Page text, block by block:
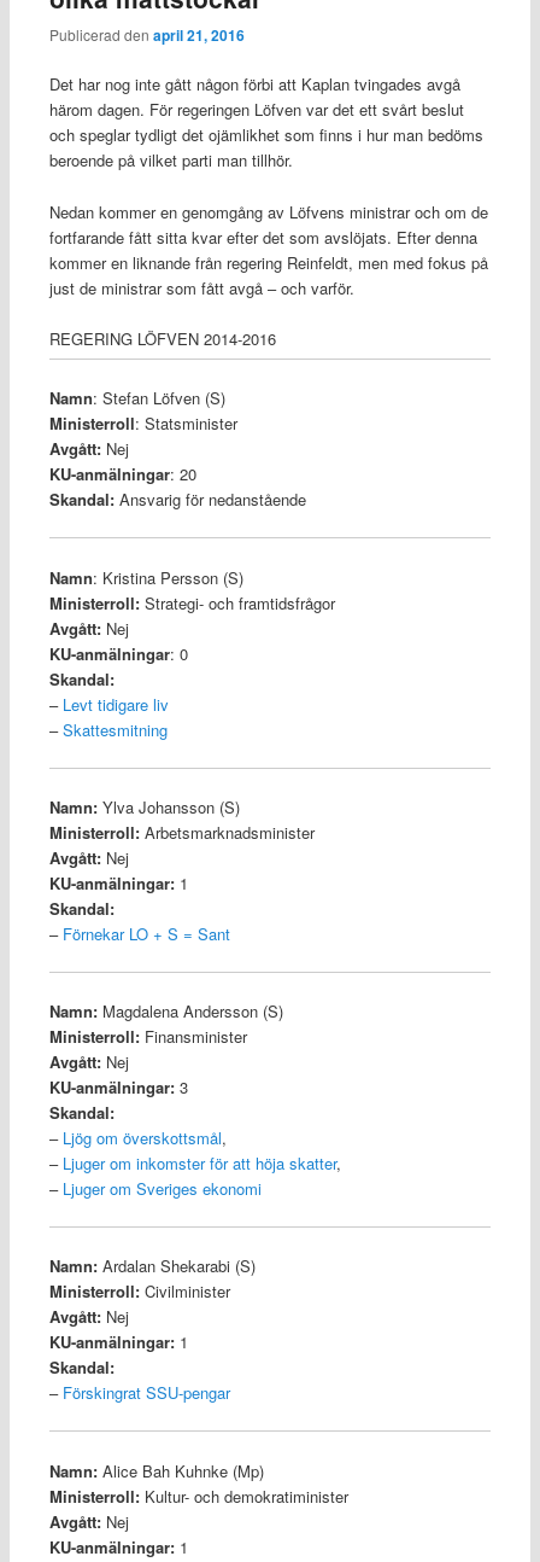
Publicerad den april 21, 2016
Det har nog inte gått någon förbi att Kaplan tvingades avgå
härom dagen. För regeringen Löfven var det ett svårt beslut
och speglar tydligt det ojämlikhet som finns i hur man bedöms
beroende på vilket parti man tillhör.
Nedan kommer en genomgång av Löfvens ministrar och om de
fortfarande fått sitta kvar efter det som avslöjats. Efter denna
kommer en liknande från regering Reinfeldt, men med fokus på
just de ministrar som fått avgå – och varför.
REGERING LÖFVEN 2014-2016
Namn: Stefan Löfven (S)
Ministerroll: Statsminister
Avgått:Nej
KU-anmälningar: 20
Skandal:Ansvarig för nedanstående
Namn: Kristina Persson (S)
Ministerroll:Strategi- och framtidsfrågor
Avgått:Nej
KU-anmälningar: 0
Skandal:
– Levt tidigare liv
–Skattesmitning
Namn:Ylva Johansson (S)
Ministerroll:Arbetsmarknadsminister
Avgått:Nej
KU-anmälningar:1
Skandal:
– Förnekar LO + S = Sant
Namn:Magdalena Andersson (S)
Ministerroll:Finansminister
Avgått:Nej
KU-anmälningar:3
Skandal:
– Ljög om överskottsmål,
– Ljuger om inkomster för att höja skatter,
– Ljuger om Sveriges ekonomi
Namn:Ardalan Shekarabi (S)
Ministerroll:Civilminister
Avgått:Nej
KU-anmälningar:1
Skandal:
– Förskingrat SSU-pengar
Namn:Alice Bah Kuhnke (Mp)
Ministerroll:Kultur- och demokratiminister
Avgått:Nej
KU-anmälningar:1